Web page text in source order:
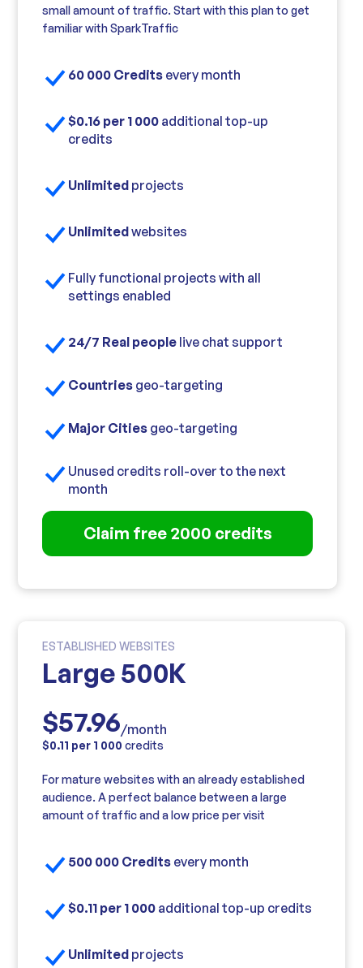
small amount of traffic. Start with this plan to get
familiar with SparkTraffic
60 000 Credits every month
$0.16 per 1 000 additional top-up
credits
Unlimited projects
Unlimitedwebsites
Fully functional projects with all
settings enabled
24/7 Real people live chat support
Countries geo-targeting
Major Cities geo-targeting
Unused credits roll-over to the next
month
Claim free 2000 credits
ESTABLISHED WEBSITES
Large 500K
$57.96/month
$0.11 per 1 000 credits
For mature websites with an already established
audience. A perfect balance between a large
amount of traffic and a low price per visit
500 000 Credits every month
$0.11 per 1 000 additional top-up credits
Unlimited projects